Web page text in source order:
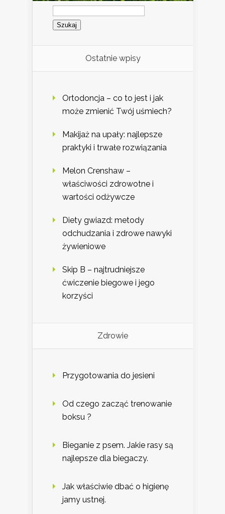
Szukaj:
Ostatnie wpisy
Ortodoncja – co to jest i jak
może zmienić Twój uśmiech?
Makijaż na upały: najlepsze
praktyki i trwałe rozwiązania
Melon Crenshaw –
właściwości zdrowotne i
wartości odżywcze
Diety gwiazd: metody
odchudzania i zdrowe nawyki
żywieniowe
Skip B – najtrudniejsze
ćwiczenie biegowe i jego
korzyści
Zdrowie
Przygotowania do jesieni
Od czego zacząć trenowanie
boksu ?
Bieganie z psem. Jakie rasy są
najlepsze dla biegaczy.
Jak właściwie dbać o higienę
jamy ustnej.